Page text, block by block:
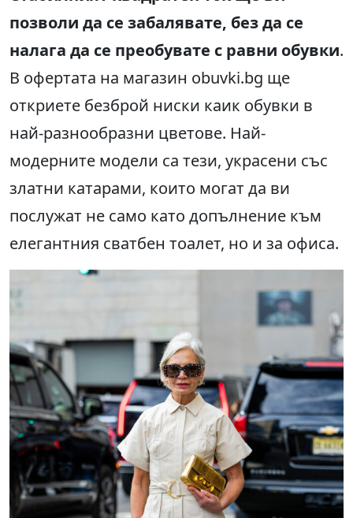
позволи да се забалявате, без да се
налага да се преобувате с равни обувки.
В офертата на магазин obuvki.bg ще
откриете безброй ниски каик обувки в
най-разнообразни цветове. Най-
модерните модели са тези, украсени със
златни катарами, които могат да ви
послужат не само като допълнение към
елегантния сватбен тоалет, но и за офиса.